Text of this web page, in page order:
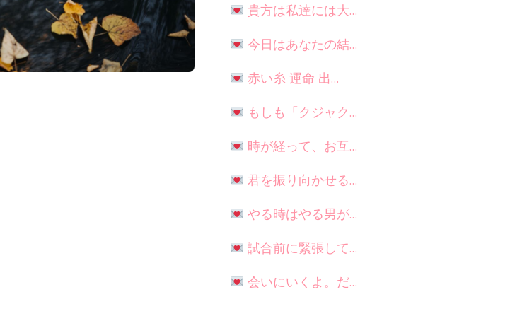
貴方は私達には大…
今日はあなたの結…
赤い糸 運命 出…
もしも「クジャク…
時が経って、お互…
君を振り向かせる…
やる時はやる男が…
試合前に緊張して…
会いにいくよ。だ…